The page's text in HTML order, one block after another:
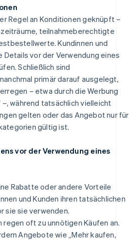
Regel an Konditionen geknüpft –
teilnahmeberechtigte
Kundinnen und
Details vor der Verwendung eines
Schließlich sind
primär darauf ausgelegt,
– etwa durch die Werbung
–, während tatsächlich vielleicht
gelten oder das Angebot nur für
gültig ist.
vor der Verwendung eines
Rabatte oder andere Vorteile
und Kunden ihren tatsächlichen
sie sie verwenden.
oft zu unnötigen Käufen an.
Angebote wie „Mehr kaufen,